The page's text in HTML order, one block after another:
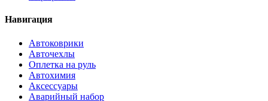
Навигация
Автоковрики
Авточехлы
Оплетка на руль
Автохимия
Аксессуары
Аварийный набор